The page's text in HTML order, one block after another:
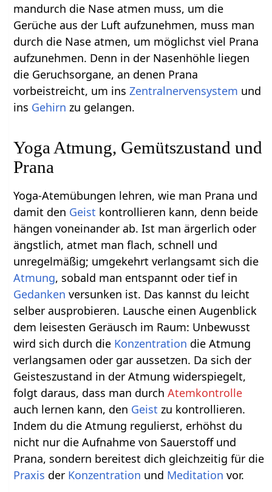
mandurch die Nase atmen muss, um die
Gerüche aus der Luft aufzunehmen, muss man
durch die Nase atmen, um möglichst viel Prana
aufzunehmen. Denn in der Nasenhöhle liegen
die Geruchsorgane, an denen Prana
vorbeistreicht, um insZentralnervensystem und
ins Gehirn zu gelangen.
Yoga Atmung, Gemütszustand und
Prana
Yoga-Atemübungen lehren, wie man Prana und
damit den Geist kontrollieren kann, denn beide
hängen voneinander ab. Ist man ärgerlich oder
ängstlich, atmet man flach, schnell und
unregelmäßig; umgekehrt verlangsamt sich die
Atmung, sobald man entspannt oder tief in
Gedanken versunken ist. Das kannst du leicht
selber ausprobieren. Lausche einen Augenblick
dem leisesten Geräusch im Raum: Unbewusst
wird sich durch die Konzentration die Atmung
verlangsamen oder gar aussetzen. Da sich der
Geisteszustand in der Atmung widerspiegelt,
folgt daraus, dass man durchAtemkontrolle
auch lernen kann, den Geist zu kontrollieren.
Indem du die Atmung regulierst, erhöhst du
nicht nur die Aufnahme von Sauerstoff und
Prana, sondern bereitest dich gleichzeitig für die
Praxis der Konzentration und Meditation vor.